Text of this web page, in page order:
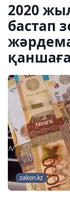
2020
бастап
қаншаға
zakon.kz